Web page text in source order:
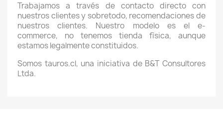
Trabajamos a través de contacto directo con
nuestros clientes y sobretodo, recomendaciones de
nuestros clientes. Nuestro modelo es el e-
commerce, no tenemos tienda fìsica, aunque
estamos legalmente constituidos.
Somos tauros.cl, una iniciativa de B&T Consultores
Ltda.